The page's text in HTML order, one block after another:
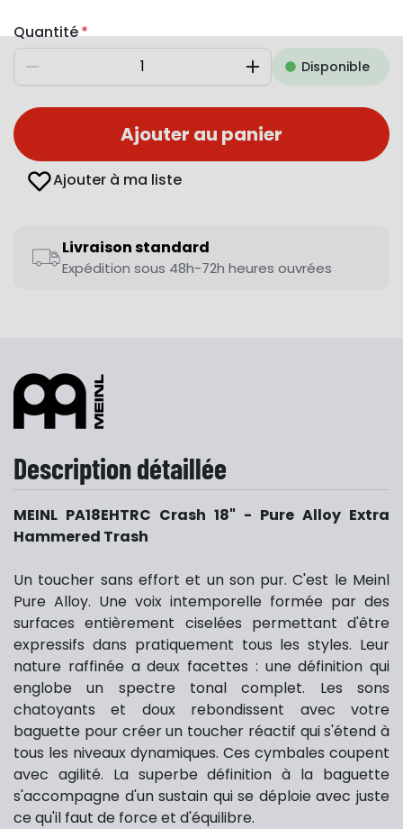
Quantité
Diminuer AugmenterDisponible
Ajouter au panier
Ajouter à ma liste
Livraison standard
Expédition sous 48h-72h heures ouvrées
Description détaillée
MEINL PA18EHTRC Crash 18" - Pure Alloy Extra
Hammered Trash
Un toucher sans effort et un son pur. C'est le Meinl
Pure Alloy. Une voix intemporelle formée par des
surfaces entièrement ciselées permettant d'être
expressifs dans pratiquement tous les styles. Leur
nature raffinée a deux facettes : une définition qui
englobe un spectre tonal complet. Les sons
chatoyants et doux rebondissent avec votre
baguette pour créer un toucher réactif qui s'étend à
tous les niveaux dynamiques. Ces cymbales coupent
avec agilité. La superbe définition à la baguette
s'accompagne d'un sustain qui se déploie avec juste
ce qu'il faut de force et d'équilibre.